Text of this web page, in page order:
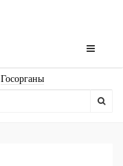
Госорганы